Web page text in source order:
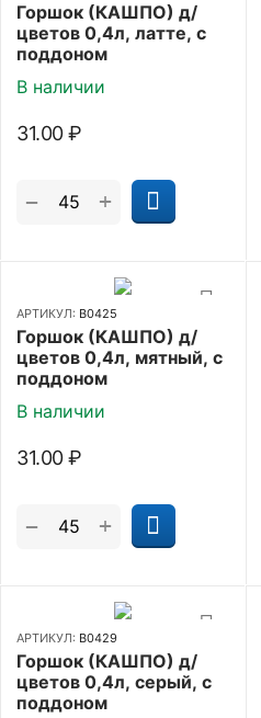
Горшок (КАШПО) д/
цветов 0,4л, латте, с
поддоном
В наличии
31.00 ₽
+
−
АРТИКУЛ: В0425
Горшок (КАШПО) д/
цветов 0,4л, мятный, с
поддоном
В наличии
31.00 ₽
+
−
АРТИКУЛ: В0429
Горшок (КАШПО) д/
цветов 0,4л, серый, с
поддоном